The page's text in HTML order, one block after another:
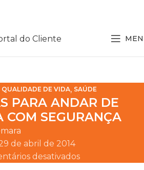
do Cliente
QUALIDADE DE VIDA, SAÚDE
PARA ANDAR DE
COM SEGURANÇA
de abril de 2014
desativados